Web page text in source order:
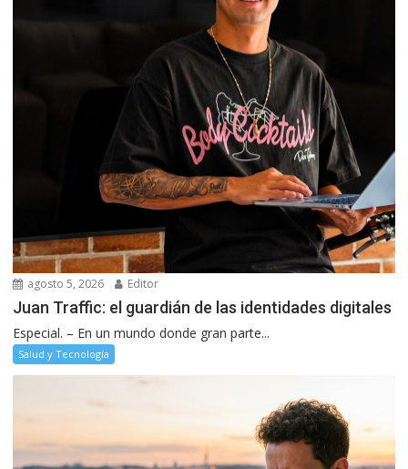
agosto 5, 2026 Editor
Juan Traffic: el guardián de las identidades digitales
Especial. – En un mundo donde gran parte...
Salud y Tecnología